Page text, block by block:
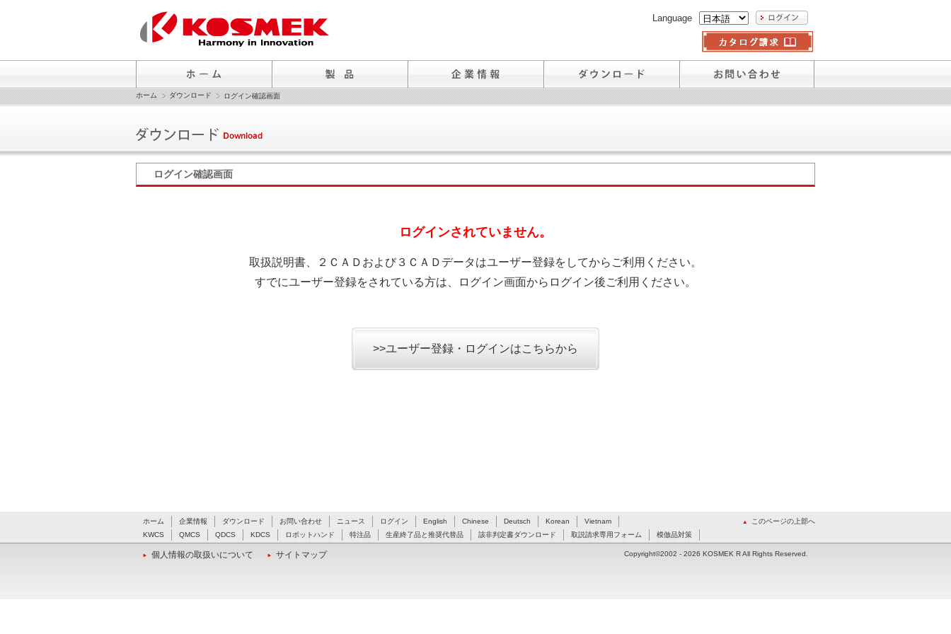
Language
ホーム ダウンロード ログイン確認画面
ログイン確認画面
ログインされていません。
取扱説明書、２ＣＡＤおよび３ＣＡＤデータはユーザー登録をしてからご利用ください。
すでにユーザー登録をされている方は、ログイン画面からログイン後ご利用ください。
>>ユーザー登録・ログインはこちらから
このページの上部へ
ホーム 企業情報 ダウンロード お問い合わせ ニュース ログイン English Chinese Deutsch Korean
Vietnam
KWCS
QMCS QDCS KDCS ロボットハンド 特注品 生産終了品と推奨代替品 該非判定書ダウンロード 取説請求専用フォーム 模倣品対策
個人情報の取扱いについて サイトマップ Copyright©2002 - 2026 KOSMEK R All Rights Reserved.